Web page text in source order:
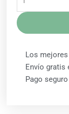
PINISAN
cantidad
Los
Envío gratis
Pago